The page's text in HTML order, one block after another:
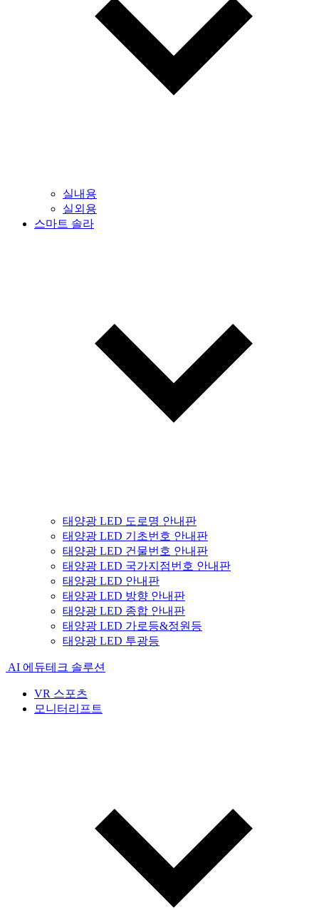
실내용
실외용
스마트 솔라
태양광 LED 도로명 안내판
태양광 LED 기초번호 안내판
태양광 LED 건물번호 안내판
태양광 LED 국가지점번호 안내판
태양광 LED 안내판
태양광 LED 방향 안내판
태양광 LED 종합 안내판
태양광 LED 가로등&정원등
태양광 LED 투광등
AI 에듀테크 솔루션
VR 스포츠
모니터리프트